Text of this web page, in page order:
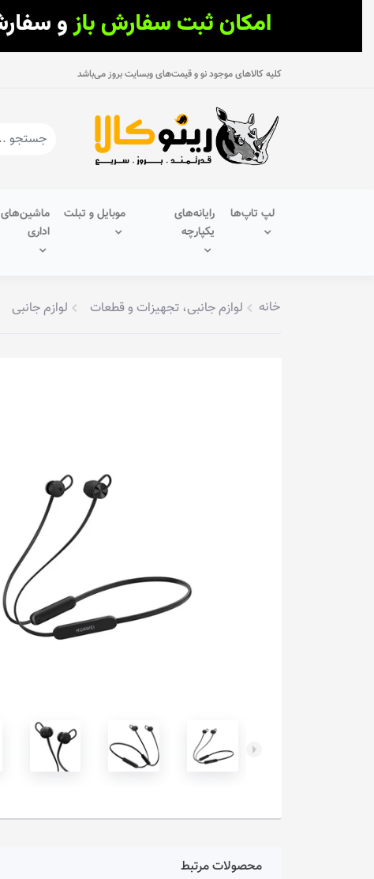
کلیه کالاهای موجود نو و قیمت‌های وبسایت بروز می‌باشد
لپ تاپ‌ها
رایانه‌های
یکپارچه
موبایل و تبلت
ماشین‌های
اداری
خانه لوازم جانبی، تجهیزات و قطعات لوازم جانبی
محصولات مرتبط